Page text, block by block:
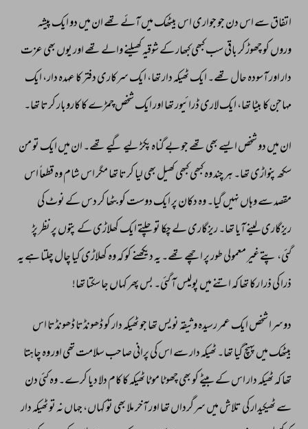
اتفاق سے اس دن جو جواری اس بیٹھک میں آئے تھے ان میں دو ایک پیشہ
وروں کو چھوڑکر باقی سب کبھی کبھار کے شوقیہ کھیلنے والے تھے اور یوں بھی عزت
دار اور آسودہ حال تھے۔ ایک ٹھیکہ دار تھا، ایک سرکاری دفتر کا عہدہ دار، ایک
مہاجن کا بیٹا تھا، ایک لاری ڈرائیور تھا اور ایک شخص چمڑے کا کاروبار کرتا تھا۔
ان میں دو شخص ایسے بھی تھے جو بے گناہ پکڑ لیے گیے تھے۔ ان میں ایک تو من
سکھ پنواڑی تھا۔ ہر چند وہ کبھی کبھی کھیل بھی لیا کرتا تھا مگر اس شام وہ قطعاً اس
مقصد سے وہاں نہیں گیا۔ وہ دکان پر ایک دوست کو بٹھا کر دس کے نوٹ کی
ریزگاری لینے آیا تھا۔ ریزگاری لے چکا تو چلتے ایک کھلاڑی کے پتوں پر نظر پڑ
گئی، پتے غیر معمولی طور پر اچھے تھے۔ یہ دیکھنے کو کہ وہ کھلاڑی کیا چال چلتا ہے یہ
ذرا کی ذرا رکا تھا کہ اتنے میں پولیس آ گئی۔ بس پھر کہاں جا سکتا تھا!
دوسرا شخص ایک عمر رسیدہ وثیقہ نویس تھا جو ٹھیکہ دار کو ڈھونڈتا ڈھونڈتا اس
بیٹھک میں پہنچ گیا تھا۔ ٹھیکہ دار سے اس کی پرانی صاحب سلامت تھی اور وہ چاہتا
تھا کہ ٹھیکہ دار اس کے بیٹے کو بھی چھوٹا موٹا ٹھیکہ کا کام دلا دیا کرے۔ وہ کئی دن
سے ٹھیکیدار کی تلاش میں سرگرداں تھا اور آخر ملا بھی تو کہاں، جہاں نہ تو ٹھیکہ دار